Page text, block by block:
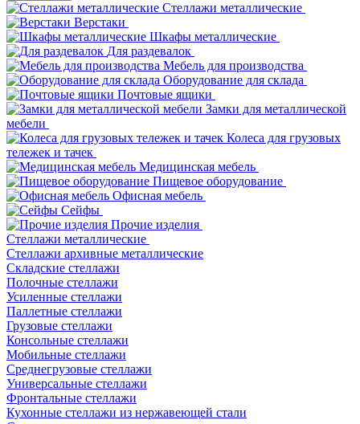
Стеллажи металлические
Верстаки
Шкафы металлические
Для раздевалок
Мебель для производства
Оборудование для склада
Почтовые ящики
Замки для металлической
мебели
Колеса для грузовых
тележек и тачек
Медицинская мебель
Пищевое оборудование
Офисная мебель
Сейфы
Прочие изделия
Стеллажи металлические
Cтеллажи архивные металлические
Складские стеллажи
Полочные стеллажи
Усиленные стеллажи
Паллетные стеллажи
Грузовые стеллажи
Консольные стеллажи
Мобильные стеллажи
Среднегрузовые стеллажи
Универсальные стеллажи
Фронтальные стеллажи
Кухонные стеллажи из нержавеющей стали